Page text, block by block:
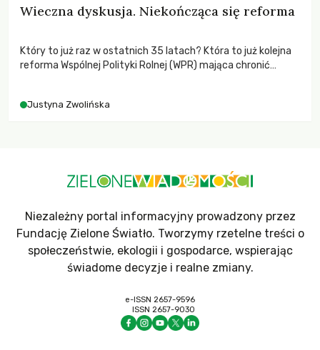
Wieczna dyskusja. Niekończąca się reforma
Który to już raz w ostatnich 35 latach? Która to już kolejna
reforma Wspólnej Polityki Rolnej (WPR) mająca chronić
Justyna Zwolińska
Niezależny portal informacyjny prowadzony przez
Fundację Zielone Światło. Tworzymy rzetelne treści o
społeczeństwie, ekologii i gospodarce, wspierając
świadome decyzje i realne zmiany.
e-ISSN 2657-9596
ISSN 2657-9030